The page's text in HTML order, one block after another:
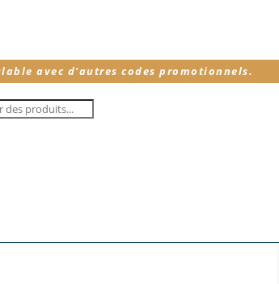
avec d’autres codes promotionnels.